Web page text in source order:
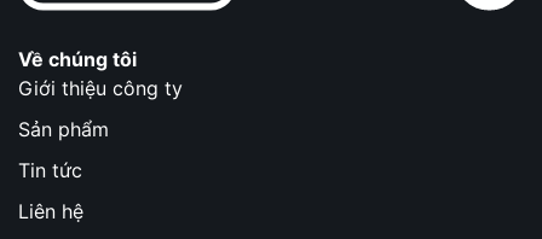
Về chúng tôi
Giới thiệu công ty
Sản phẩm
Tin tức
Liên hệ